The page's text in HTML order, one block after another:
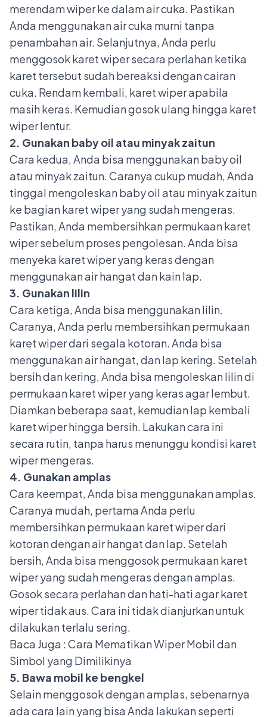
merendam wiper ke dalam air cuka. Pastikan
Anda menggunakan air cuka murni tanpa
penambahan air. Selanjutnya, Anda perlu
menggosok karet wiper secara perlahan ketika
karet tersebut sudah bereaksi dengan cairan
cuka. Rendam kembali, karet wiper apabila
masih keras. Kemudian gosok ulang hingga karet
wiper lentur.
2. Gunakan baby oil atau minyak zaitun
Cara kedua, Anda bisa menggunakan baby oil
atau minyak zaitun. Caranya cukup mudah, Anda
tinggal mengoleskan baby oil atau minyak zaitun
ke bagian karet wiper yang sudah mengeras.
Pastikan, Anda membersihkan permukaan karet
wiper sebelum proses pengolesan. Anda bisa
menyeka karet wiper yang keras dengan
menggunakan air hangat dan kain lap.
3. Gunakan lilin
Cara ketiga, Anda bisa menggunakan lilin.
Caranya, Anda perlu membersihkan permukaan
karet wiper dari segala kotoran. Anda bisa
menggunakan air hangat, dan lap kering. Setelah
bersih dan kering, Anda bisa mengoleskan lilin di
permukaan karet wiper yang keras agar lembut.
Diamkan beberapa saat, kemudian lap kembali
karet wiper hingga bersih. Lakukan cara ini
secara rutin, tanpa harus menunggu kondisi karet
wiper mengeras.
4. Gunakan amplas
Cara keempat, Anda bisa menggunakan amplas.
Caranya mudah, pertama Anda perlu
membersihkan permukaan karet wiper dari
kotoran dengan air hangat dan lap. Setelah
bersih, Anda bisa menggosok permukaan karet
wiper yang sudah mengeras dengan amplas.
Gosok secara perlahan dan hati-hati agar karet
wiper tidak aus. Cara ini tidak dianjurkan untuk
dilakukan terlalu sering.
Baca Juga :Cara Mematikan Wiper Mobil dan
Simbol yang Dimilikinya
5. Bawa mobil ke bengkel
Selain menggosok dengan amplas, sebenarnya
ada cara lain yang bisa Anda lakukan seperti